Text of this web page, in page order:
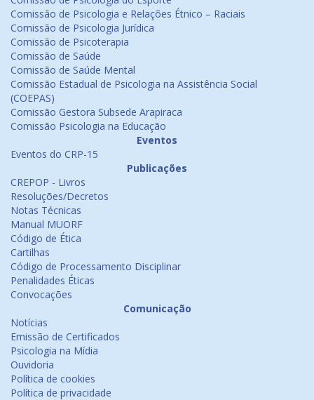
Comissão de Psicologia e Relações Étnico – Raciais
Comissão de Psicologia Jurídica
Comissão de Psicoterapia
Comissão de Saúde
Comissão de Saúde Mental
Comissão Estadual de Psicologia na Assistência Social
(COEPAS)
Comissão Gestora Subsede Arapiraca
Comissão Psicologia na Educação
Eventos
Eventos do CRP-15
Publicações
CREPOP - Livros
Resoluções/Decretos
Notas Técnicas
Manual MUORF
Código de Ética
Cartilhas
Código de Processamento Disciplinar
Penalidades Éticas
Convocações
Comunicação
Notícias
Emissão de Certificados
Psicologia na Mídia
Ouvidoria
Política de cookies
Política de privacidade